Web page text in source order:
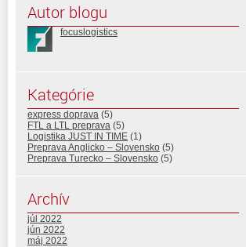
Autor blogu
focuslogistics
Kategórie
express doprava (5)
FTL a LTL preprava (5)
Logistika JUST IN TIME (1)
Preprava Anglicko – Slovensko (5)
Preprava Turecko – Slovensko (5)
Archív
júl 2022
jún 2022
máj 2022